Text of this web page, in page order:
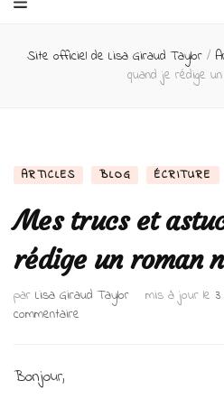
Site officiel de Lisa Giraud Taylor /
quand je rédige
ARTICLES BLOG ÉCRITURE
Mes trucs et
rédige un roman
par Lisa Giraud Taylor mis à jour le
commentaire
Bonjour,